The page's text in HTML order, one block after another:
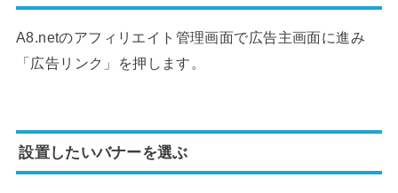
A8.netのアフィリエイト管理画面で広告主画面に進み
「広告リンク」を押します。
設置したいバナーを選ぶ